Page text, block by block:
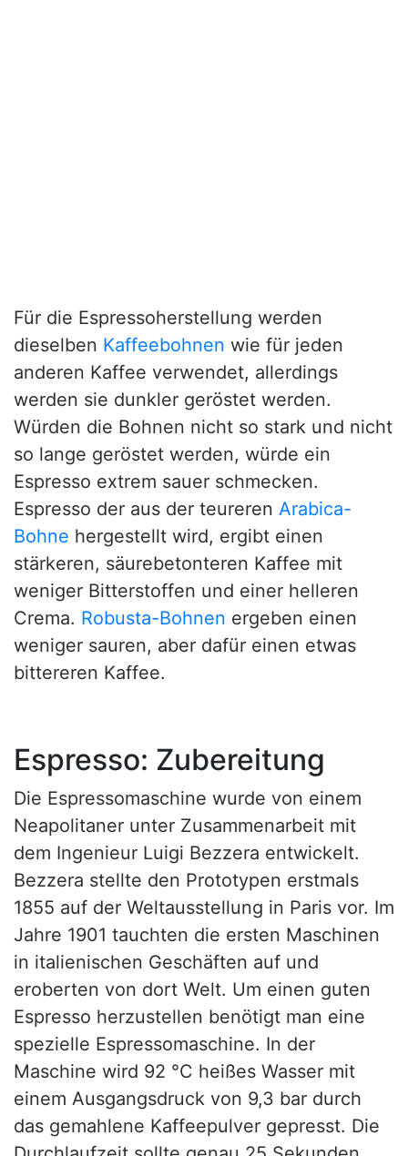
Für die Espressoherstellung werden
dieselben Kaffeebohnen wie für jeden
anderen Kaffee verwendet, allerdings
werden sie dunkler geröstet werden.
Würden die Bohnen nicht so stark und nicht
so lange geröstet werden, würde ein
Espresso extrem sauer schmecken.
Espresso der aus der teureren Arabica-
Bohne hergestellt wird, ergibt einen
stärkeren, säurebetonteren Kaffee mit
weniger Bitterstoffen und einer helleren
Crema. Robusta-Bohnen ergeben einen
weniger sauren, aber dafür einen etwas
bittereren Kaffee.
Espresso: Zubereitung
Die Espressomaschine wurde von einem
Neapolitaner unter Zusammenarbeit mit
dem Ingenieur Luigi Bezzera entwickelt.
Bezzera stellte den Prototypen erstmals
1855 auf der Weltausstellung in Paris vor. Im
Jahre 1901 tauchten die ersten Maschinen
in italienischen Geschäften auf und
eroberten von dort Welt. Um einen guten
Espresso herzustellen benötigt man eine
spezielle Espressomaschine. In der
Maschine wird 92 °C heißes Wasser mit
einem Ausgangsdruck von 9,3 bar durch
das gemahlene Kaffeepulver gepresst. Die